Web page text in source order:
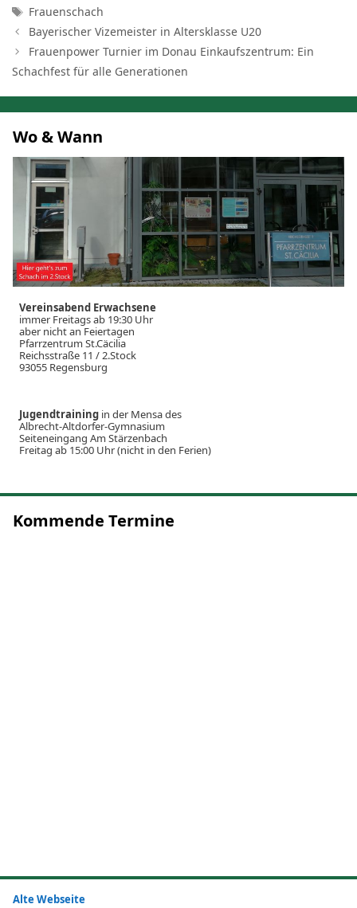
Schlagwörter
Frauenschach
Bayerischer Vizemeister in Altersklasse U20
Frauenpower Turnier im Donau Einkaufszentrum: Ein
Schachfest für alle Generationen
Wo & Wann
Vereinsabend Erwachsene
immer Freitags ab 19:30 Uhr
aber nicht an Feiertagen
Pfarrzentrum St.Cäcilia
Reichsstraße 11 / 2.Stock
93055 Regensburg
Jugendtraining in der Mensa des
Albrecht-Altdorfer-Gymnasium
Seiteneingang Am Stärzenbach
Freitag ab 15:00 Uhr (nicht in den Ferien)
Kommende Termine
Alte Webseite